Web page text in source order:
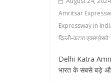
Amritsar
Expressway in
दिल्ली-कटरा एक्सप्रेसवे
Delhi Katra
भारत के सबसे बड़े